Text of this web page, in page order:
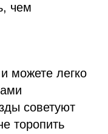
чем
можете легко
советуют
торопить